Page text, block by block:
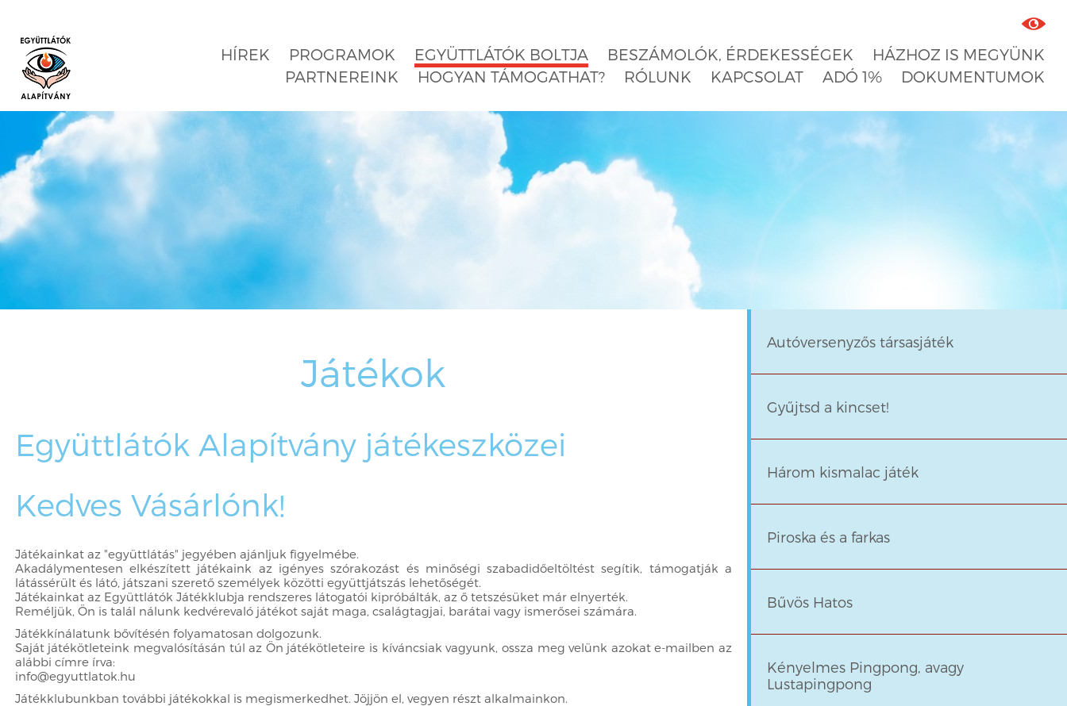
HÍREK PROGRAMOK EGYÜTTLÁTÓK BOLTJA BESZÁMOLÓK, ÉRDEKESSÉGEK
HÁZHOZ IS MEGYÜNK
PARTNEREINK
HOGYAN TÁMOGATHAT? RÓLUNK KAPCSOLAT ADÓ 1% DOKUMENTUMOK
Játékok
Együttlátók Alapítvány játékeszközei
Kedves Vásárlónk!
Játékainkat az "együttlátás" jegyében ajánljuk figyelmébe.
Akadálymentesen elkészített játékaink az igényes szórakozást és minőségi szabadidőeltöltést segítik, támogatják a
látássérült és látó, játszani szerető személyek közötti együttjátszás lehetőségét.
Játékainkat az Együttlátók Játékklubja rendszeres látogatói kipróbálták, az ő tetszésüket már elnyerték.
Reméljük, Ön is talál nálunk kedvérevaló játékot saját maga, csalágtagjai, barátai vagy ismerősei számára.
Játékkínálatunk bővítésén folyamatosan dolgozunk.
Saját játékötleteink megvalósításán túl az Ön játékötleteire is kíváncsiak vagyunk, ossza meg velünk azokat e-mailben az
alábbi címre írva:
info@egyuttlatok.hu
Játékklubunkban további játékokkal is megismerkedhet. Jöjjön el, vegyen részt alkalmainkon.
Autóversenyzős társasjáték
Gyűjtsd a kincset!
Három kismalac játék
Piroska és a farkas
Bűvös Hatos
Kényelmes Pingpong, avagy
Lustapingpong